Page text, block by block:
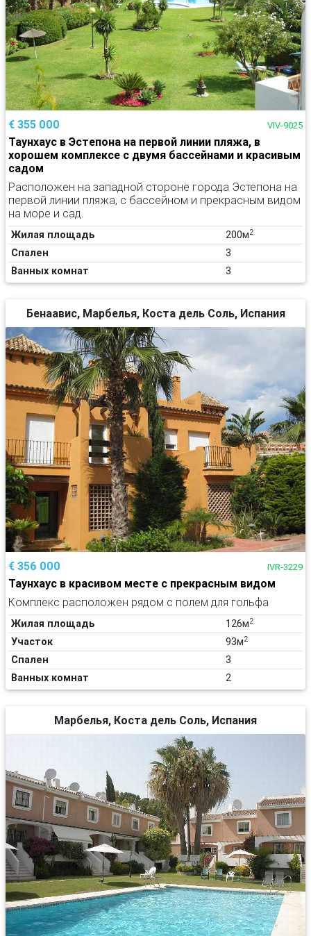
€ 355 000 VIV-9025
Таунхаус в Эстепона на первой линии пляжа, в
хорошем комплексе с двумя бассейнами и красивым
садом
Расположен на западной стороне города Эстепона на
первой линии пляжа, с бассейном и прекрасным видом
на море и сад.
Жилая площадь 200м2
Спален
3
Ванных комнат
3
Бенаавис, Марбелья, Коста дель Соль, Испания
€ 356 000 IVR-3229
Таунхаус в красивом месте с прекрасным видом
Комплекс расположен рядом с полем для гольфа
Жилая площадь 126м2
Участок 93м2
Спален
3
Ванных комнат
2
Марбелья, Коста дель Соль, Испания